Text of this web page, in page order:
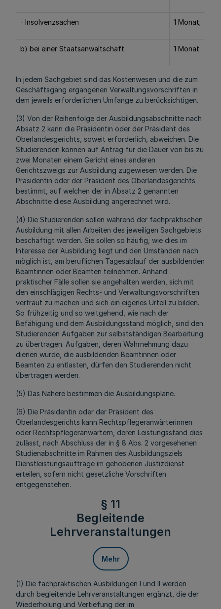
- Insolvenzsachen 1 Monat;
b) bei einer Staatsanwaltschaft 1 Monat.
In jedem Sachgebiet sind das Kostenwesen und die zum
Geschäftsgang ergangenen Verwaltungsvorschriften in
dem jeweils erforderlichen Umfange zu berücksichtigen.
(3) Von der Reihenfolge der Ausbildungsabschnitte nach
Absatz 2 kann die Präsidentin oder der Präsident des
Oberlandesgerichts, soweit erforderlich, abweichen. Die
Studierenden können auf Antrag für die Dauer von bis zu
zwei Monaten einem Gericht eines anderen
Gerichtszweigs zur Ausbildung zugewiesen werden. Die
Präsidentin oder der Präsident des Oberlandesgerichts
bestimmt, auf welchen der in Absatz 2 genannten
Abschnitte diese Ausbildung angerechnet wird.
(4) Die Studierenden sollen während der fachpraktischen
Ausbildung mit allen Arbeiten des jeweiligen Sachgebiets
beschäftigt werden. Sie sollen so häufig, wie dies im
Interesse der Ausbildung liegt und den Umständen nach
möglich ist, am beruflichen Tagesablauf der ausbildenden
Beamtinnen oder Beamten teilnehmen. Anhand
praktischer Fälle sollen sie angehalten werden, sich mit
den einschlägigen Rechts- und Verwaltungsvorschriften
vertraut zu machen und sich ein eigenes Urteil zu bilden.
So frühzeitig und so weitgehend, wie nach der
Befähigung und dem Ausbildungsstand möglich, sind den
Studierenden Aufgaben zur selbstständigen Bearbeitung
zu übertragen. Aufgaben, deren Wahrnehmung dazu
dienen würde, die ausbildenden Beamtinnen oder
Beamten zu entlasten, dürfen den Studierenden nicht
übertragen werden.
(5) Das Nähere bestimmen die Ausbildungspläne.
(6) Die Präsidentin oder der Präsident des
Oberlandesgerichts kann Rechtspflegeranwärterinnen
oder Rechtspflegeranwärtern, deren Leistungsstand dies
zulässt, nach Abschluss der in § 8 Abs. 2 vorgesehenen
Studienabschnitte im Rahmen des Ausbildungsziels
Dienstleistungsaufträge im gehobenen Justizdienst
erteilen, sofern nicht gesetzliche Vorschriften
entgegenstehen.
§ 11
Begleitende
Lehrveranstaltungen
Mehr
(1) Die fachpraktischen Ausbildungen I und II werden
durch begleitende Lehrveranstaltungen ergänzt, die der
Wiederholung und Vertiefung der im